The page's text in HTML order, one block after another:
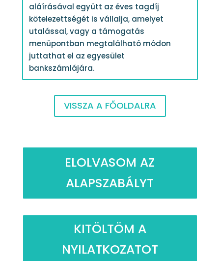
aláírásával együtt az éves tagdíj
kötelezettségét is vállalja, amelyet
utalással, vagy a támogatás
menüpontban megtalálható módon
juttathat el az egyesület
bankszámlájára.
VISSZA A FŐOLDALRA
ELOLVASOM AZ
ALAPSZABÁLYT
KITÖLTÖM A
NYILATKOZATOT